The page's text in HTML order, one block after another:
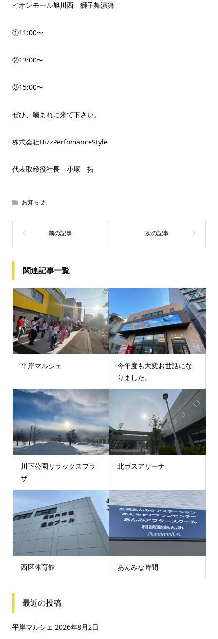
イオンモール旭川西 獅子舞演舞
①11:00〜
②13:00〜
③15:00〜
ぜひ、噛まれに来て下さい。
株式会社HizzPerfomanceStyle
代表取締役社長 小塚 拓
お知らせ
関連記事一覧
平岸マルシェ
今年度も大変お世話にな
りました。
川下公園リラックスプラ
ザ
北ガスアリーナ
西区体育館 あんみな時間
最近の投稿
平岸マルシェ 2026年8月2日